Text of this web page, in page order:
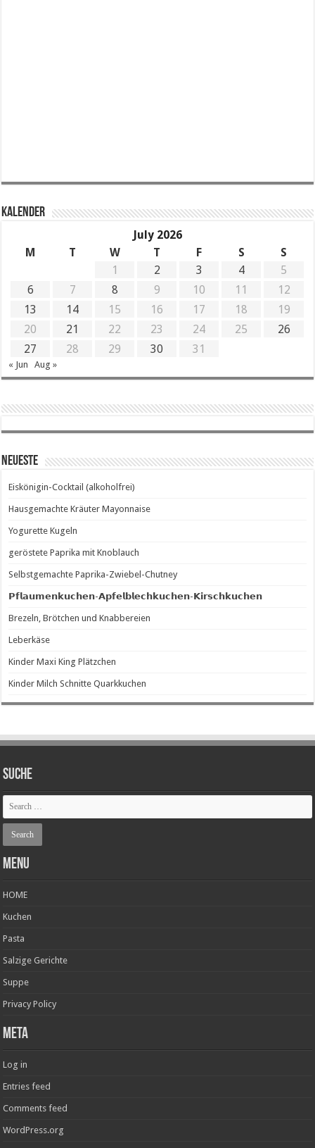
KALENDER
July 2026
M
T W T F S
S
1
2 3 4
5
6
7 8 9 10 11
12
13
14 15 16 17 18
19
20
21 22 23 24 25
26
27
28 29 30 31
« Jun Aug »
Neueste
Eiskönigin-Cocktail (alkoholfrei)
Hausgemachte Kräuter Mayonnaise
Yogurette Kugeln
geröstete Paprika mit Knoblauch
Selbstgemachte Paprika-Zwiebel-Chutney
𝗣𝗳𝗹𝗮𝘂𝗺𝗲𝗻𝗸𝘂𝗰𝗵𝗲𝗻-𝗔𝗽𝗳𝗲𝗹𝗯𝗹𝗲𝗰𝗵𝗸𝘂𝗰𝗵𝗲𝗻-𝗞𝗶𝗿𝘀𝗰𝗵𝗸𝘂𝗰𝗵𝗲𝗻
Brezeln, Brötchen und Knabbereien
Leberkäse
Kinder Maxi King Plätzchen
Kinder Milch Schnitte Quarkkuchen
SUCHE
Menu
HOME
Kuchen
Pasta
Salzige Gerichte
Suppe
Privacy Policy
Meta
Log in
Entries feed
Comments feed
WordPress.org